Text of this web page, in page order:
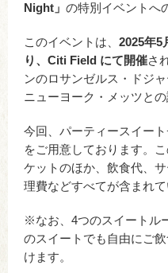
Night」 の特別イベントへ
このイベントは、 2025年5
り、Citi Field にて開催さ
ンのロサンゼルス・ドジ
ニューヨーク・メッツとの
今回、パーティースイート
をご用意しております。
ケットのほか、飲食代、
理費などすべてが含まれて
※なお、4つのスイートル
のスイートでも自由にご
けます。